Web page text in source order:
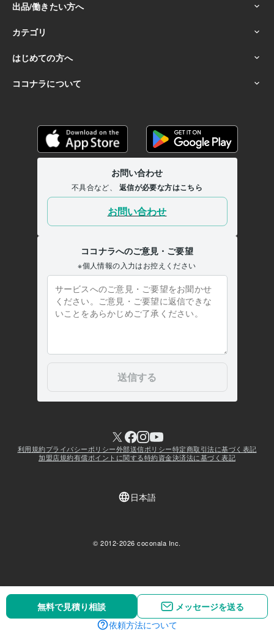
無料で見積り相談
メッセージを送る
無料で見積り相談
メッセージを送る
依頼方法について